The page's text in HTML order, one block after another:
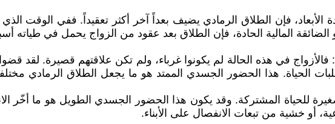
الأبعاد، فإن الطلاق الرمادي يضيف بعداً آخر أكثر تعقيداً. ففي الوقت
المالية الحادة، فإن الطلاق بعد عقود من الزواج يحمل في طياته
في هذه الحالة لم يكونوا غرباء، ولم تكن علاقتهم قصيرة. لقد قضوا
الحياة. هذا الحضور الجسدي الممتد هو ما يجعل الطلاق الرمادي
للحياة المشتركة. وقد يكون هذا الحضور الجسدي الطويل هو ما أخّر
أو خشية من تبعات الانفصال على الأبناء.